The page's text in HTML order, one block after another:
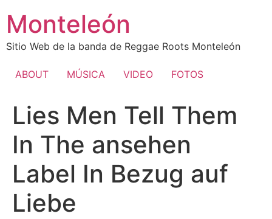
contenido
Monteleón
Sitio Web de la banda de Reggae Roots Monteleón
ABOUT MÚSICA VIDEO FOTOS
Lies Men Tell Them
In The ansehen
Label In Bezug auf
Liebe